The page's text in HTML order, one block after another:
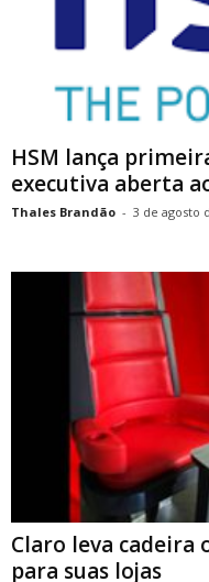
HSM lança
executiva aberta
Thales Brandão - 3 de agosto
Claro leva cadeira
para suas lojas